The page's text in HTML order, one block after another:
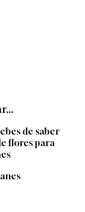
de saber
flores para